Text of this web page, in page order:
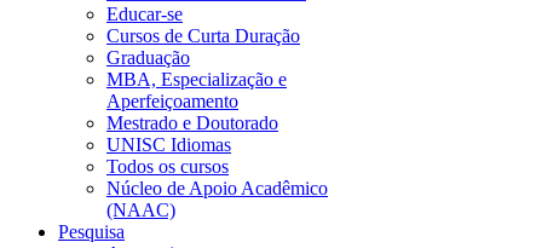
Educar-se
Cursos de Curta Duração
Graduação
MBA, Especialização e
Aperfeiçoamento
Mestrado e Doutorado
UNISC Idiomas
Todos os cursos
Núcleo de Apoio Acadêmico
(NAAC)
Pesquisa